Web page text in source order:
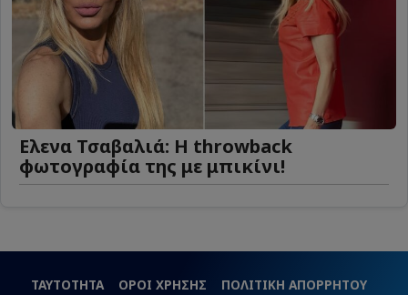
Ελενα Τσαβαλιά: Η throwback
φωτογραφία της με μπικίνι!
ΤΑΥΤΟΤΗΤΑ ΟΡΟΙ ΧΡΗΣΗΣ ΠΟΛΙΤΙΚΗ ΑΠΟΡΡΗΤΟΥ